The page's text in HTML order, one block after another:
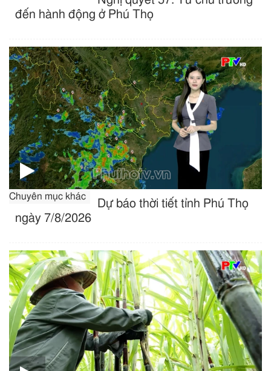
đến hành động ở Phú Thọ
Chuyên mục khác
Dự báo thời tiết tỉnh Phú Thọ
ngày 7/8/2026